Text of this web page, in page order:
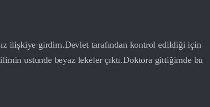
ilişkiye girdim.Devlet tarafından kontrol edildiği için
ustunde beyaz lekeler çıktı.Doktora gittiğimde bu